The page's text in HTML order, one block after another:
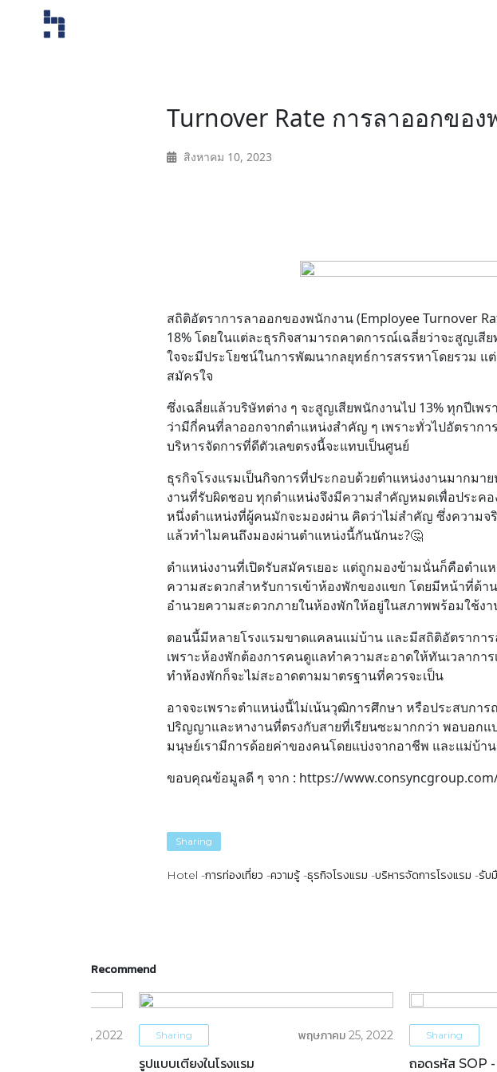
Turnover Rate การลาออกขอ
สิงหาคม 10, 2023
สถิติอัตราการลาออกของพนักงาน (Employee Turnover
18% โดยในแต่ละธุรกิจสามารถคาดการณ์เฉลี่ยว่าจะสูญเสี
ใจจะมีประโยชน์ในการพัฒนากลยุทธ์การสรรหาโดยรวม
สมัครใจ
ซึ่งเฉลี่ยแล้วบริษัทต่าง ๆ จะสูญเสียพนักงานไป 13% ทุกปีเพ
ว่ามีกี่คนที่ลาออกจากตำแหน่งสำคัญ ๆ เพราะทั่วไปอัตรากา
บริหารจัดการที่ดีตัวเลขตรงนี้จะแทบเป็นศูนย์
ธุรกิจโรงแรมเป็นกิจการที่ประกอบด้วยตำแหน่งงานมากม
งานที่รับผิดชอบ ทุกตำแหน่งจึงมีความสำคัญหมดเพื่อประค
หนึ่งตำแหน่งที่ผู้คนมักจะมองผ่าน คิดว่าไม่สำคัญ ซึ่งความจ
แล้วทำไมคนถึงมองผ่านตำแหน่งนี้กันนักนะ?🤔
ตำแหน่งงานที่เปิดรับสมัครเยอะ แต่ถูกมองข้ามนั่นก็คือตำ
ความสะดวกสำหรับการเข้าห้องพักของแขก โดยมีหน้าที่ด้า
อำนวยความสะดวกภายในห้องพักให้อยู่ในสภาพพร้อมใช้งา
ตอนนี้มีหลายโรงแรมขาดแคลนแม่บ้าน และมีสถิติอัตรากา
เพราะห้องพักต้องการคนดูแลทำความสะอาดให้ทันเวลาก
ทำห้องพักก็จะไม่สะอาดตามมาตรฐานที่ควรจะเป็น
อาจจะเพราะตำแหน่งนี้ไม่เน้นวุฒิการศึกษา หรือประสบก
ปริญญาและหางานที่ตรงกับสายที่เรียนซะมากกว่า พอบอก
มนุษย์เรามีการด้อยค่าของคนโดยแบ่งจากอาชีพ และแม่บ้
ขอบคุณข้อมูลดี ๆ จาก : https://
Sharing
Hotel การท่องเที่ยว ความรู้ ธุรกิจโรงแรม บริหารจัดการโรงแรม รับ
Recommend
มิถุนายน 1, 2022 Sharing พฤษภาคม 25, 2022
รูปแบบเตียงในโรงแรม
Sharing
ถอดรหัส SOP -